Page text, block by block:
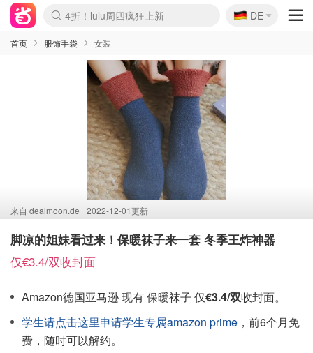
Boticinal 夏促开抢！
4折！lulu周四疯狂上新
还没结束！&OtherStories大促
Joybuy变相75折 随时失效
速领！Stanley独家85折
疑似霸哥！Camper额外叠85折
Zalando 奥莱闪促！每日更新
Moncler反季囤！5折起+叠9折
Coach Brooklyn仅€192
🇩🇪
DE
首页 服饰手袋 女装
来自 dealmoon.de 2022-12-01更新
脚凉的姐妹看过来！保暖袜子来一套 冬季王炸神器
仅€3.4/双收封面
Amazon德国亚马逊 现有 保暖袜子 仅€3.4/双收封面。
学生请点击这里申请学生专属amazon prime ，前6个月免
费，随时可以解约。